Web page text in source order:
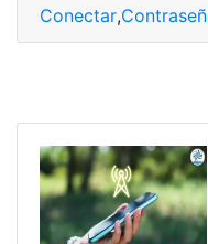
Conectar,Contraseña